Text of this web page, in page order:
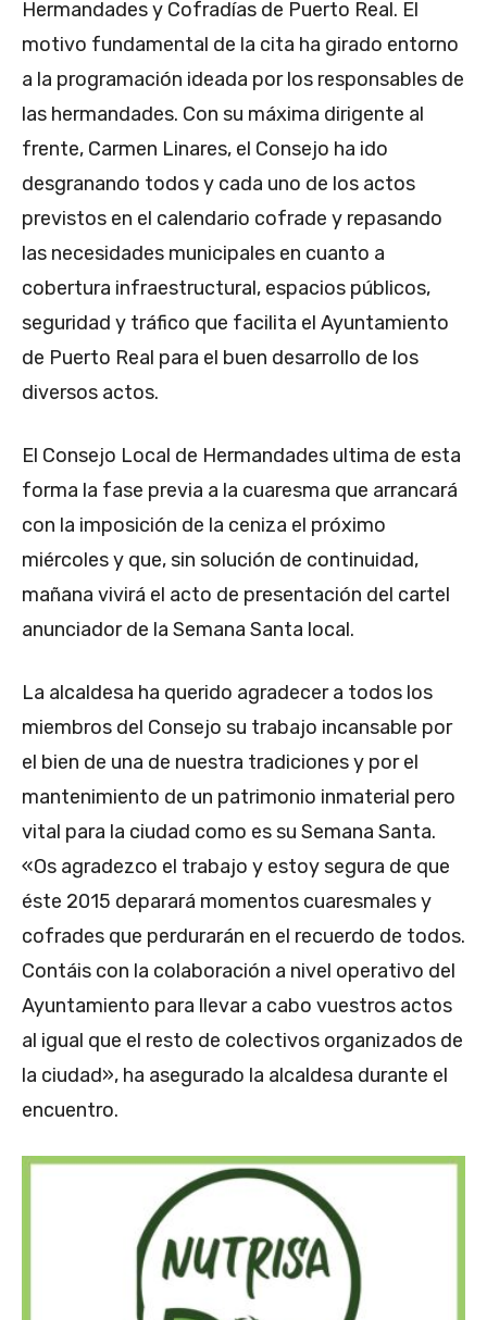
Hermandades y Cofradías de Puerto Real. El
motivo fundamental de la cita ha girado entorno
a la programación ideada por los responsables de
las hermandades. Con su máxima dirigente al
frente, Carmen Linares, el Consejo ha ido
desgranando todos y cada uno de los actos
previstos en el calendario cofrade y repasando
las necesidades municipales en cuanto a
cobertura infraestructural, espacios públicos,
seguridad y tráfico que facilita el Ayuntamiento
de Puerto Real para el buen desarrollo de los
diversos actos.
El Consejo Local de Hermandades ultima de esta
forma la fase previa a la cuaresma que arrancará
con la imposición de la ceniza el próximo
miércoles y que, sin solución de continuidad,
mañana vivirá el acto de presentación del cartel
anunciador de la Semana Santa local.
La alcaldesa ha querido agradecer a todos los
miembros del Consejo su trabajo incansable por
el bien de una de nuestra tradiciones y por el
mantenimiento de un patrimonio inmaterial pero
vital para la ciudad como es su Semana Santa.
«Os agradezco el trabajo y estoy segura de que
éste 2015 deparará momentos cuaresmales y
cofrades que perdurarán en el recuerdo de todos.
Contáis con la colaboración a nivel operativo del
Ayuntamiento para llevar a cabo vuestros actos
al igual que el resto de colectivos organizados de
la ciudad», ha asegurado la alcaldesa durante el
encuentro.